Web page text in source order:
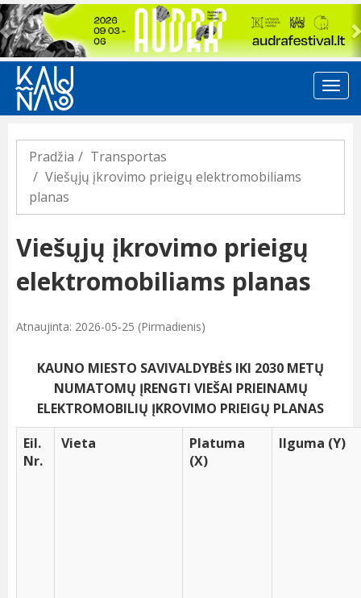
Previous
Pradžia
Transportas
Viešųjų įkrovimo prieigų elektromobiliams
planas
Viešųjų įkrovimo prieigų
elektromobiliams planas
Atnaujinta: 2026-05-25 (Pirmadienis)
KAUNO MIESTO SAVIVALDYBĖS IKI 2030 METŲ
NUMATOMŲ ĮRENGTI VIEŠAI PRIEINAMŲ
ELEKTROMOBILIŲ ĮKROVIMO PRIEIGŲ PLANAS
Eil.
Nr.
Vieta
Platuma
(X)
Ilguma (Y)